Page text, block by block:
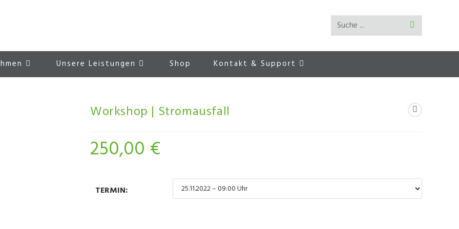
Suche ...
Unsere Leistungen Shop Kontakt & Support
Workshop | Stromausfall
250,00 €
TERMIN: